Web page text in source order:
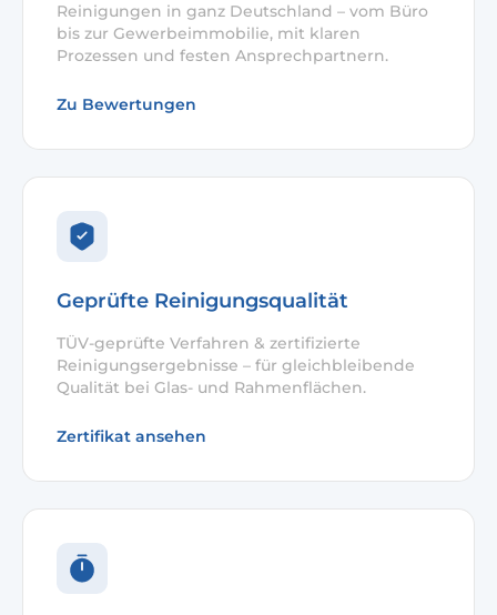
Reinigungen in ganz Deutschland – vom Büro
bis zur Gewerbeimmobilie, mit klaren
Prozessen und festen Ansprechpartnern.
Zu Bewertungen
Geprüfte Reinigungsqualität
TÜV-geprüfte Verfahren & zertifizierte
Reinigungsergebnisse – für gleichbleibende
Qualität bei Glas- und Rahmenflächen.
Zertifikat ansehen